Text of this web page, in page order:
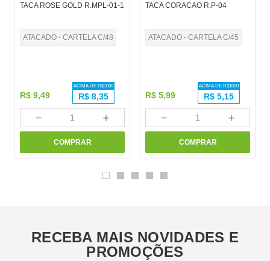
TACA ROSE GOLD R.MPL-01-1
ATACADO - CARTELA C/48
R$ 9,49
ACIMA DE R$1000
R$ 8,35
＋
－
COMPRAR
TACA CORACAO R.P-04
ATACADO - CARTELA C/45
R$ 5,99
ACIMA DE R$1000
R$ 5,15
＋
－
COMPRAR
RECEBA MAIS NOVIDADES E
PROMOÇÕES